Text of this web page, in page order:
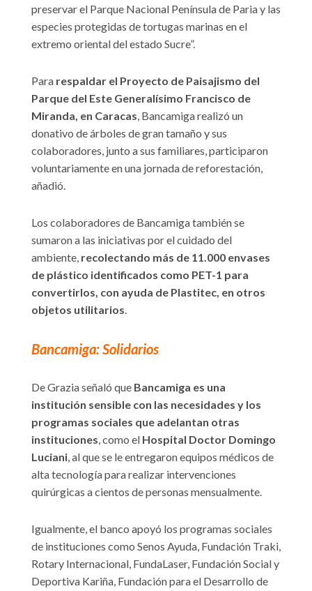
preservar el Parque Nacional Península de Paria y las
especies protegidas de tortugas marinas en el
extremo oriental del estado Sucre”.
Para respaldar el Proyecto de Paisajismo del
Parque del Este Generalísimo Francisco de
Miranda, en Caracas, Bancamiga realizó un
donativo de árboles de gran tamaño y sus
colaboradores, junto a sus familiares, participaron
voluntariamente en una jornada de reforestación,
añadió.
Los colaboradores de Bancamiga también se
sumaron a las iniciativas por el cuidado del
ambiente, recolectando más de 11.000 envases
de plástico identificados como PET-1 para
convertirlos, con ayuda de Plastitec, en otros
objetos utilitarios.
Bancamiga: Solidarios
De Grazia señaló que Bancamiga es una
institución sensible con las necesidades y los
programas sociales que adelantan otras
instituciones, como el Hospital Doctor Domingo
Luciani, al que se le entregaron equipos médicos de
alta tecnología para realizar intervenciones
quirúrgicas a cientos de personas mensualmente.
Igualmente, el banco apoyó los programas sociales
de instituciones como Senos Ayuda, Fundación Traki,
Rotary Internacional, FundaLaser, Fundación Social y
Deportiva Kariña, Fundación para el Desarrollo de